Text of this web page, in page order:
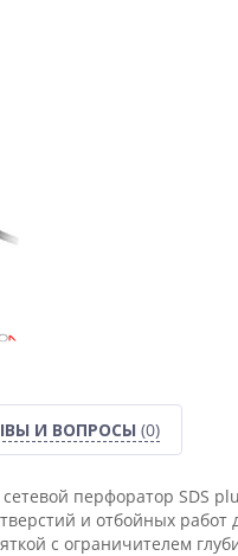
И ВОПРОСЫ (0)
перфоратор SDS
и отбойных
с ограничителем